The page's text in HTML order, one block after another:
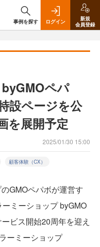
事例を探す ログイン
新規
会員登録
ペパ
設ページを公
を展開予定
2025/01/30 15:00
顧客体験（CX）
GMOペパボが運営す
ミーショップ byGMO
ビス開始20周年を迎え
ーミーショップ